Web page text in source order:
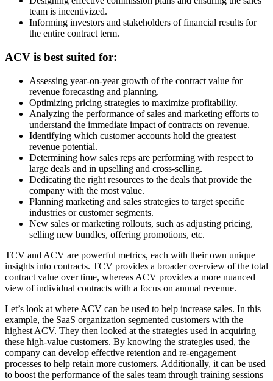
team is incentivized.
Informing investors and stakeholders of financial results for
the entire contract term.
ACV is best suited for:
Assessing year-on-year growth of the contract value for
revenue forecasting and planning.
Optimizing pricing strategies to maximize profitability.
Analyzing the performance of sales and marketing efforts to
understand the immediate impact of contracts on revenue.
Identifying which customer accounts hold the greatest
revenue potential.
Determining how sales reps are performing with respect to
large deals and in upselling and cross-selling.
Dedicating the right resources to the deals that provide the
company with the most value.
Planning marketing and sales strategies to target specific
industries or customer segments.
New sales or marketing rollouts, such as adjusting pricing,
selling new bundles, offering promotions, etc.
TCV and ACV are powerful metrics, each with their own unique
insights into contracts. TCV provides a broader overview of the total
contract value over time, whereas ACV provides a more nuanced
view of individual contracts with a focus on annual revenue.
Let’s look at where ACV can be used to help increase sales. In this
example, the SaaS organization segmented customers with the
highest ACV. They then looked at the strategies used in acquiring
these high-value customers. By knowing the strategies used, the
company can develop effective retention and re-engagement
processes to help retain more customers. Additionally, it can be used
to boost the performance of the sales team through training sessions